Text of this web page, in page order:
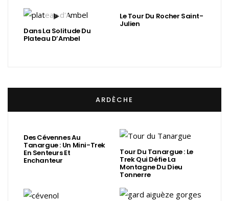
Dans La Solitude Du
Plateau D’Ambel
Le Tour Du Rocher Saint-
Julien
ARDÈCHE
Des Cévennes Au
Tanargue : Un Mini-Trek
En Senteurs Et
Enchanteur
Tour Du Tanargue : Le
Trek Qui Défie La
Montagne Du Dieu
Tonnerre